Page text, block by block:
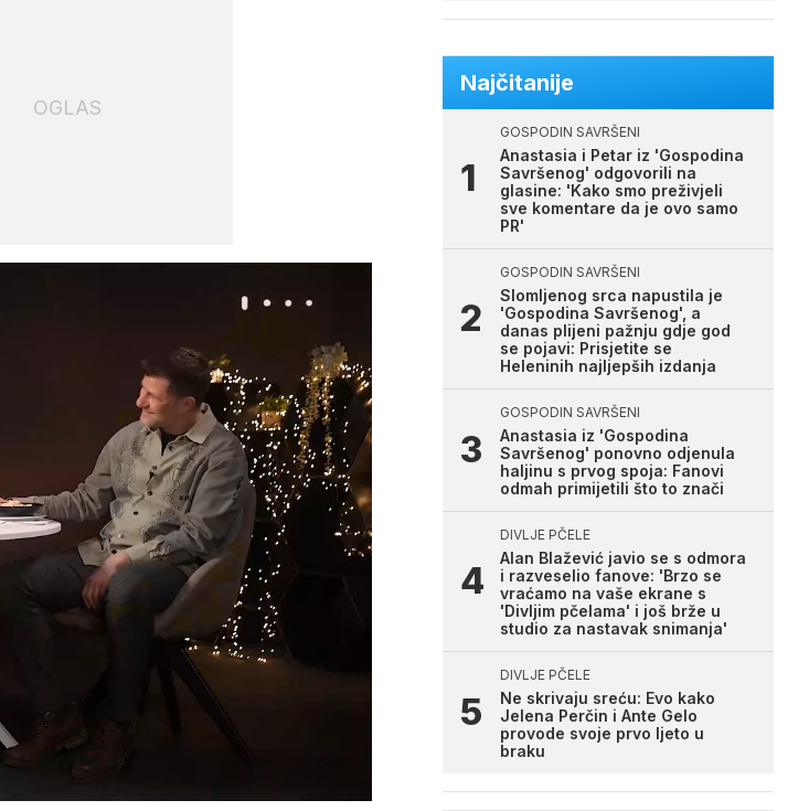
OGLAS
Najčitanije
GOSPODIN SAVRŠENI
Anastasia i Petar iz 'Gospodina
Savršenog' odgovorili na
glasine: 'Kako smo preživjeli
sve komentare da je ovo samo
PR'
GOSPODIN SAVRŠENI
Slomljenog srca napustila je
'Gospodina Savršenog', a
danas plijeni pažnju gdje god
se pojavi: Prisjetite se
Heleninih najljepših izdanja
GOSPODIN SAVRŠENI
Anastasia iz 'Gospodina
Savršenog' ponovno odjenula
haljinu s prvog spoja: Fanovi
odmah primijetili što to znači
DIVLJE PČELE
Alan Blažević javio se s odmora
i razveselio fanove: 'Brzo se
vraćamo na vaše ekrane s
'Divljim pčelama' i još brže u
studio za nastavak snimanja'
DIVLJE PČELE
Ne skrivaju sreću: Evo kako
Jelena Perčin i Ante Gelo
provode svoje prvo ljeto u
braku